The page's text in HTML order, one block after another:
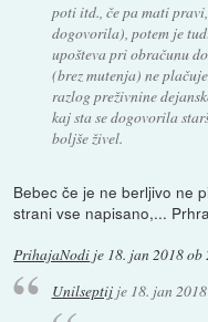
poti itd., če pa mati
dogovorila), potem je
upošteva pri obračunu
(brez mutenja) ne
razlog preživnine
kaj sta se dogovorila
boljše živel.
Bebec če je ne berljivo ne
strani vse napisano,...
PrihajaNodi je 18. jan 2018 ob
Unilseptijje 18. jan